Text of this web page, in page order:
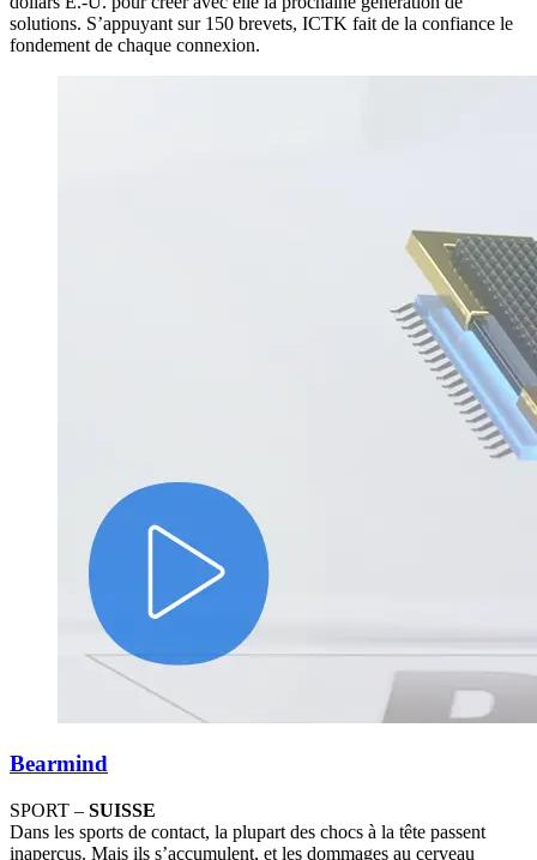
solutions. S’appuyant sur 150 brevets, ICTK fait de la confiance le
fondement de chaque connexion.
Bearmind
SPORT – SUISSE
Dans les sports de contact, la plupart des chocs à la tête passent
inaperçus. Mais ils s’accumulent, et les dommages au cerveau